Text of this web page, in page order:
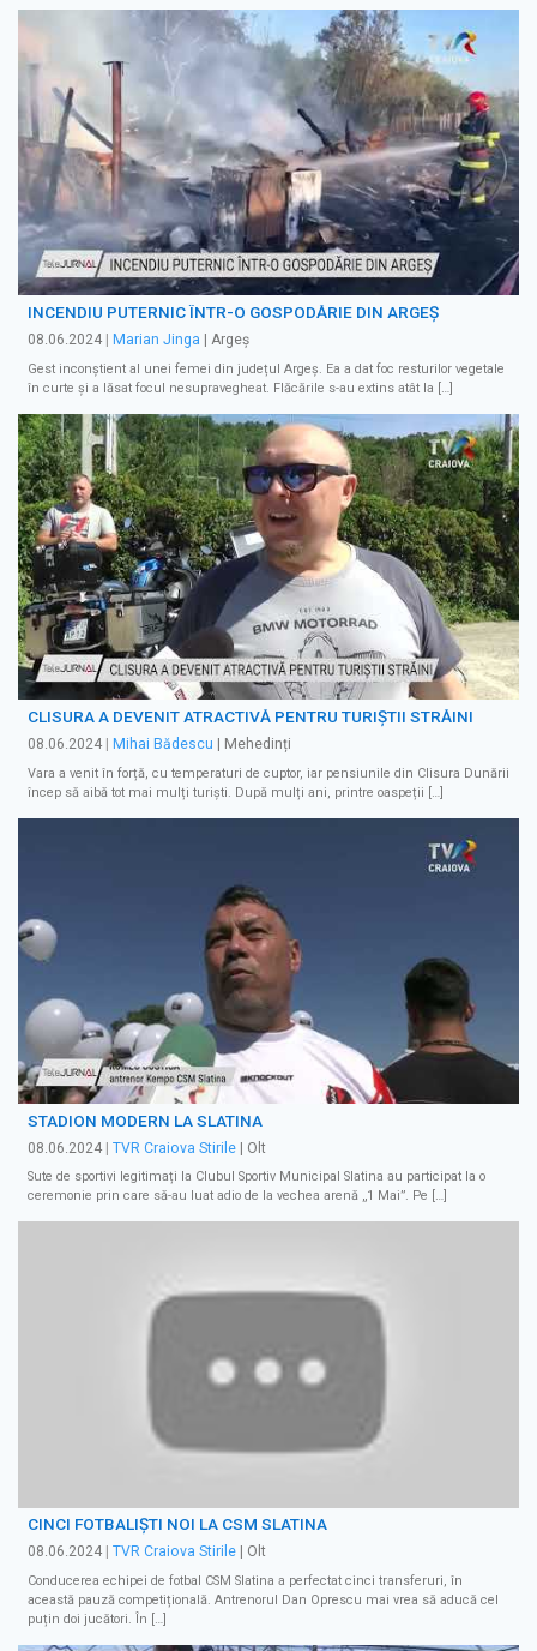
INCENDIU PUTERNIC ÎNTR-O GOSPODĂRIE DIN ARGEȘ
08.06.2024 Marian Jinga | Argeș
Gest inconștient al unei femei din județul Argeș. Ea a dat foc resturilor vegetale
în curte și a lăsat focul nesupravegheat. Flăcările s-au extins atât la […]
CLISURA A DEVENIT ATRACTIVĂ PENTRU TURIȘTII STRĂINI
08.06.2024 | Mihai Bădescu | Mehedinți
Vara a venit în forță, cu temperaturi de cuptor, iar pensiunile din Clisura Dunării
încep să aibă tot mai mulți turiști. După mulți ani, printre oaspeții […]
STADION MODERN LA SLATINA
08.06.2024 | TVR Craiova Stirile | Olt
Sute de sportivi legitimați la Clubul Sportiv Municipal Slatina au participat la o
ceremonie prin care să-au luat adio de la vechea arenă „1 Mai”. Pe […]
CINCI FOTBALIȘTI NOI LA CSM SLATINA
08.06.2024 TVR Craiova Stirile | Olt
Conducerea echipei de fotbal CSM Slatina a perfectat cinci transferuri, în
această pauză competițională. Antrenorul Dan Oprescu mai vrea să aducă cel
puțin doi jucători. În […]